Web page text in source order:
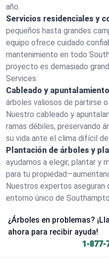
año.
Servicios residenciales y
pequeños hasta grandes
equipo ofrece cuidado
mantenimiento en todo
proyecto es demasiado
Services.
Cableado y
árboles valiosos de partirse
Nuestro cableado y
ramas débiles, preservando
su vida ante el clima difícil
Plantación de árboles y
ayudamos a elegir, plantar y
para tu
Nuestros expertos aseguran
entorno único de
¿Árboles en problemas?
ahora para recibir ayuda!
1-877-